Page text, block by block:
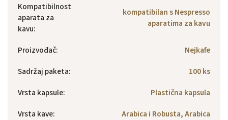
Kompatibilnost
aparata za
kavu:
kompatibilan s Nespresso
aparatima za kavu
Proizvođač:
Nejkafe
Sadržaj paketa:
100 ks
Vrsta kapsule:
Plastična kapsula
Vrsta kave:
Arabica i Robusta, Arabica